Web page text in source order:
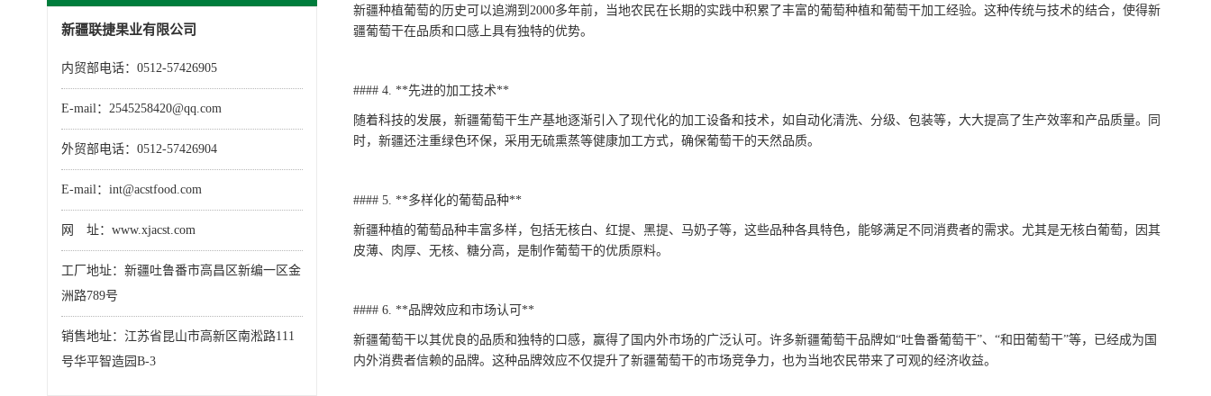
新疆联捷果业有限公司
内贸部电话：0512-57426905
E-mail：2545258420@qq.com
外贸部电话：0512-57426904
E-mail：int@acstfood.com
网 址：www.xjacst.com
工厂地址：新疆吐鲁番市高昌区新编一区金
洲路789号
销售地址：江苏省昆山市高新区南淞路111
号华平智造园B-3
新疆种植葡萄的历史可以追溯到2000多年前，当地农民在长期的实践中积累了丰富的葡萄种植和葡萄干加工经验。这种传统与技术的结合，使得新
疆葡萄干在品质和口感上具有独特的优势。
#### 4. **先进的加工技术**
随着科技的发展，新疆葡萄干生产基地逐渐引入了现代化的加工设备和技术，如自动化清洗、分级、包装等，大大提高了生产效率和产品质量。同
时，新疆还注重绿色环保，采用无硫熏蒸等健康加工方式，确保葡萄干的天然品质。
#### 5. **多样化的葡萄品种**
新疆种植的葡萄品种丰富多样，包括无核白、红提、黑提、马奶子等，这些品种各具特色，能够满足不同消费者的需求。尤其是无核白葡萄，因其
皮薄、肉厚、无核、糖分高，是制作葡萄干的优质原料。
#### 6. **品牌效应和市场认可**
新疆葡萄干以其优良的品质和独特的口感，赢得了国内外市场的广泛认可。许多新疆葡萄干品牌如“吐鲁番葡萄干”、“和田葡萄干”等，已经成为国
内外消费者信赖的品牌。这种品牌效应不仅提升了新疆葡萄干的市场竞争力，也为当地农民带来了可观的经济收益。